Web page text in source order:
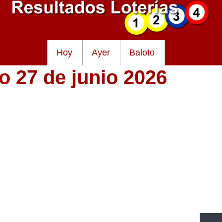
Hoy Ayer Baloto
27 de junio 2026